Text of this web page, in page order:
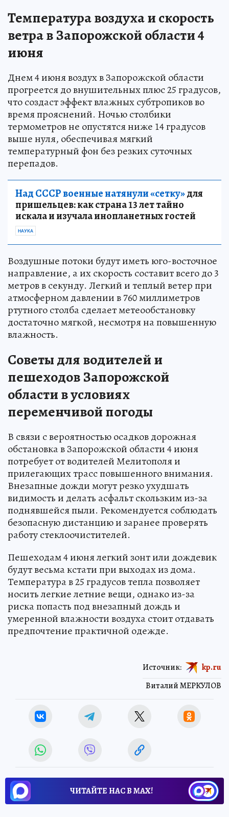
Температура воздуха и скорость
ветра в Запорожской области 4
июня
Днем 4 июня воздух в Запорожской области
прогреется до внушительных плюс 25 градусов,
что создаст эффект влажных субтропиков во
время прояснений. Ночью столбики
термометров не опустятся ниже 14 градусов
выше нуля, обеспечивая мягкий
температурный фон без резких суточных
перепадов.
Над СССР военные натянули «сетку»для
пришельцев: как страна 13 лет тайно
искала и изучала инопланетных гостей
НАУКА
Воздушные потоки будут иметь юго-восточное
направление, а их скорость составит всего до 3
метров в секунду. Легкий и теплый ветер при
атмосферном давлении в 760 миллиметров
ртутного столба сделает метеообстановку
достаточно мягкой, несмотря на повышенную
влажность.
Советы для водителей и
пешеходов Запорожской
области в условиях
переменчивой погоды
В связи с вероятностью осадков дорожная
обстановка в Запорожской области 4 июня
потребует от водителей Мелитополя и
прилегающих трасс повышенного внимания.
Внезапные дожди могут резко ухудшать
видимость и делать асфальт скользким из-за
поднявшейся пыли. Рекомендуется соблюдать
безопасную дистанцию и заранее проверять
работу стеклоочистителей.
Пешеходам 4 июня легкий зонт или дождевик
будут весьма кстати при выходах из дома.
Температура в 25 градусов тепла позволяет
носить легкие летние вещи, однако из-за
риска попасть под внезапный дождь и
умеренной влажности воздуха стоит отдавать
предпочтение практичной одежде.
Виталий МЕРКУЛОВ
Источник: kp.ru
ЧИТАЙТЕ НАС В МАХ!